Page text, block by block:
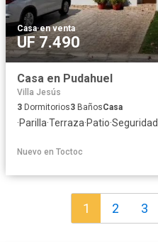
Casa·en venta
UF 7.490
Casa en Pudahuel
Villa Jesús
3 Dormitorios3 BañosCasa
·Parilla·Terraza·Patio·Seguridad
Nuevo en Toctoc
1 2 3